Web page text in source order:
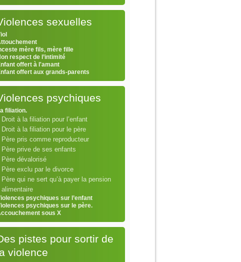
sexuelles
mère fils, mère fille
respect de l’intimité
offert à l'amant
offert aux grands-parents
psychiques
filiation.
Droit à la filiation pour l’enfant
Droit à la filiation pour le père
Père pris comme reproducteur
Père prive de ses enfants
Père dévalorisé
Père exclu par le divorce
Père qui ne sert qu’à payer la pension
alimentaire
psychiques sur l’enfant
psychiques sur le père.
sous X
pistes pour sortir de
violence